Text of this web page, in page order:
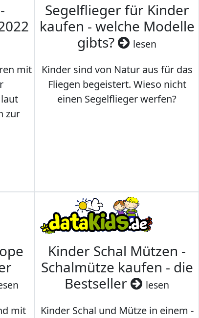
mit
zur
Segelflieger für Kinder
kaufen - welche Modelle
gibts?
lesen
Kinder sind von Natur aus für das
Fliegen begeistert. Wieso nicht
einen Segelflieger werfen?
mit
Kinder Schal Mützen -
Schalmütze kaufen - die
Bestseller
lesen
Kinder Schal und Mütze in einem -